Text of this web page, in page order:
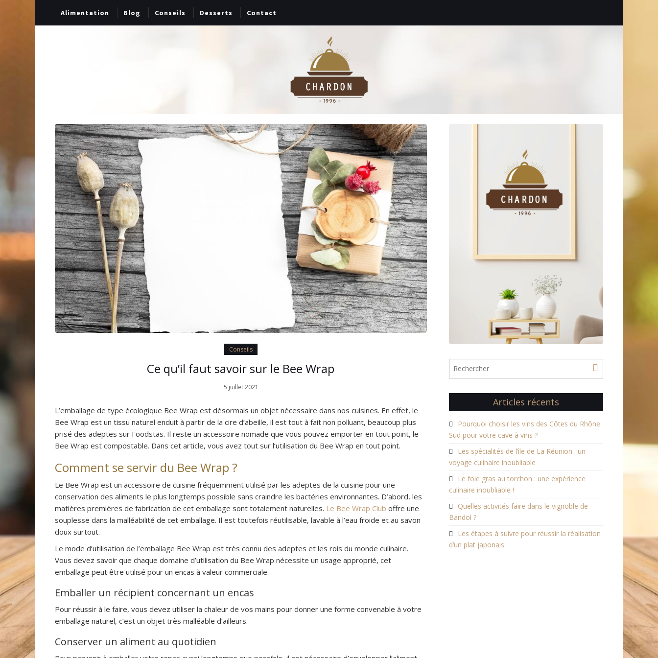
Alimentation Blog Conseils Desserts Contact
Conseils
Ce qu’il faut savoir sur le Bee Wrap
5 juillet 2021
L’emballage de type écologique Bee Wrap est désormais un objet nécessaire dans nos cuisines. En effet, le
Bee Wrap est un tissu naturel enduit à partir de la cire d’abeille, il est tout à fait non polluant, beaucoup plus
prisé des adeptes sur Foodstas. Il reste un accessoire nomade que vous pouvez emporter en tout point, le
Bee Wrap est compostable. Dans cet article, vous avez tout sur l’utilisation du Bee Wrap en tout point.
Comment se servir du Bee Wrap ?
Le Bee Wrap est un accessoire de cuisine fréquemment utilisé par les adeptes de la cuisine pour une
conservation des aliments le plus longtemps possible sans craindre les bactéries environnantes. D’abord, les
matières premières de fabrication de cet emballage sont totalement naturelles. Le Bee Wrap Club offre une
souplesse dans la malléabilité de cet emballage. Il est toutefois réutilisable, lavable à l’eau froide et au savon
doux surtout.
Le mode d’utilisation de l’emballage Bee Wrap est très connu des adeptes et les rois du monde culinaire.
Vous devez savoir que chaque domaine d’utilisation du Bee Wrap nécessite un usage approprié, cet
emballage peut être utilisé pour un encas à valeur commerciale.
Emballer un récipient concernant un encas
Pour réussir à le faire, vous devez utiliser la chaleur de vos mains pour donner une forme convenable à votre
emballage naturel, c’est un objet très malléable d’ailleurs.
Conserver un aliment au quotidien
Articles récents
Pourquoi choisir les vins des Côtes du Rhône
Sud pour votre cave à vins ?
Les spécialités de l’île de La Réunion : un
voyage culinaire inoubliable
Le foie gras au torchon : une expérience
culinaire inoubliable !
Quelles activités faire dans le vignoble de
Bandol ?
Les étapes à suivre pour réussir la réalisation
d’un plat japonais